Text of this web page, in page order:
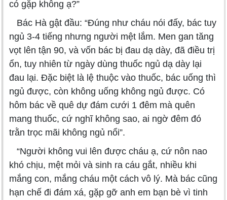
có gặp không ạ?”
Bác Hà gật đầu: “Đúng như cháu nói đấy, bác tuy
ngủ 3-4 tiếng nhưng người mệt lắm. Men gan tăng
vọt lên tận 90, và vốn bác bị đau dạ dày, đã điều trị
ổn, tuy nhiên từ ngày dùng thuốc ngủ dạ dày lại
đau lại. Đặc biệt là lệ thuộc vào thuốc, bác uống thì
ngủ được, còn không uống không ngủ được. Có
hôm bác về quê dự đám cưới 1 đêm mà quên
mang thuốc, cứ nghĩ không sao, ai ngờ đêm đó
trằn trọc mãi không ngủ nổi”.
“Người không vui lên được cháu ạ, cứ nôn nao
khó chịu, mệt mỏi và sinh ra cáu gắt, nhiều khi
mắng con, mắng cháu một cách vô lý. Mà bác cũng
hạn chế đi đám xá, gặp gỡ anh em bạn bè vì tinh